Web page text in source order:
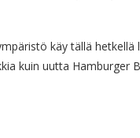
käy tällä hetkellä
kuin uutta Hamburger